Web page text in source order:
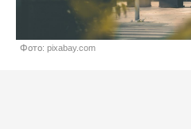
Фото: pixabay.com